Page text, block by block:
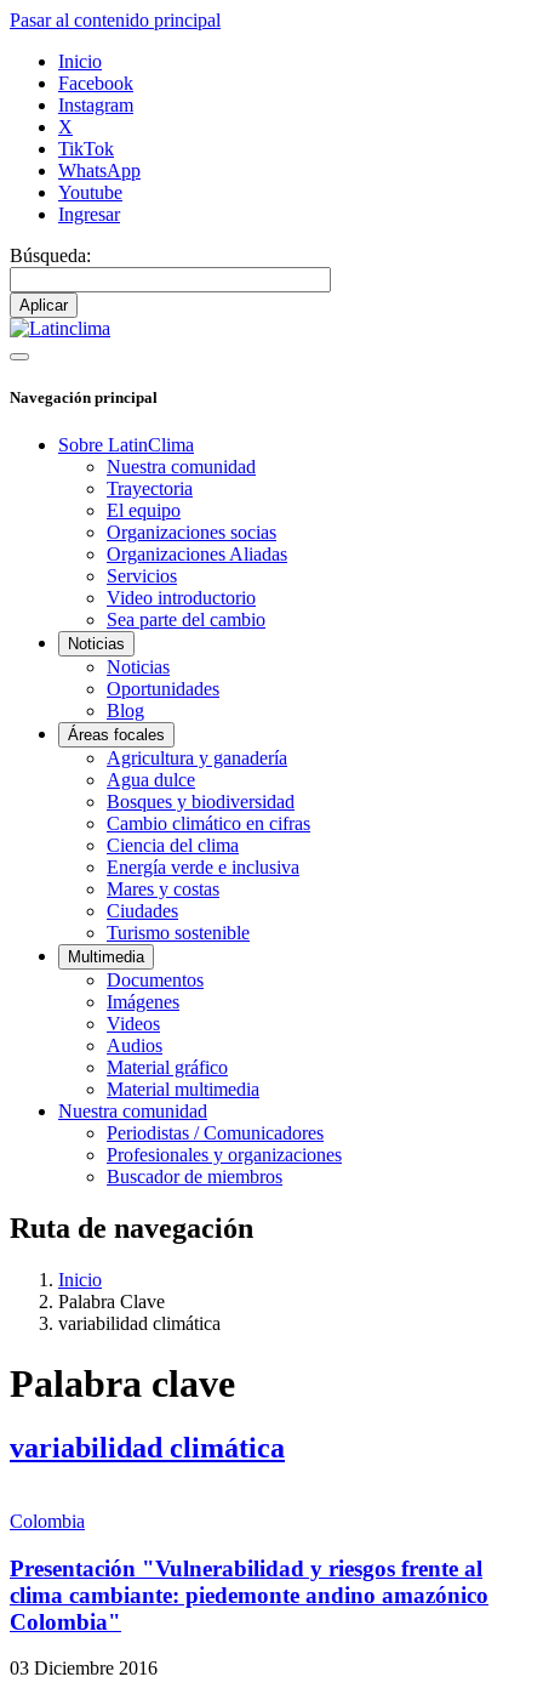
Pasar al contenido principal
Inicio
Facebook
Instagram
X
TikTok
WhatsApp
Youtube
Ingresar
Búsqueda:
Navegación principal
Sobre LatinClima
Nuestra comunidad
Trayectoria
El equipo
Organizaciones socias
Organizaciones Aliadas
Servicios
Video introductorio
Sea parte del cambio
Noticias
Noticias
Oportunidades
Blog
Áreas focales
Agricultura y ganadería
Agua dulce
Bosques y biodiversidad
Cambio climático en cifras
Ciencia del clima
Energía verde e inclusiva
Mares y costas
Ciudades
Turismo sostenible
Multimedia
Documentos
Imágenes
Videos
Audios
Material gráfico
Material multimedia
Nuestra comunidad
Periodistas / Comunicadores
Profesionales y organizaciones
Buscador de miembros
Ruta de navegación
Inicio
Palabra Clave
variabilidad climática
Palabra clave
variabilidad climática
Colombia
Presentación "Vulnerabilidad y riesgos frente al
clima cambiante: piedemonte andino amazónico
Colombia"
03 Diciembre 2016